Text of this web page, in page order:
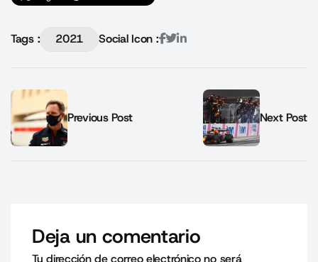
Tags : 2021 Social Icon :
Previous Post Next Post
Deja un comentario
Tu dirección de correo electrónico no será